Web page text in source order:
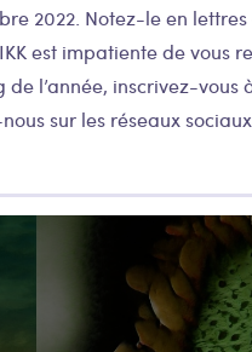
2022. Notez-le en lettres
est impatiente de vous
l’année, inscrivez-vous
sur les réseaux sociaux